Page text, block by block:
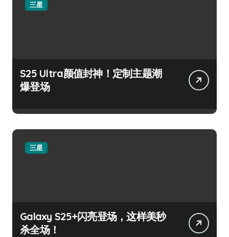
三星
S25 Ultra颜值封神！定制主题潮
爆登场
三星
Galaxy S25+闪亮登场，这样美秒
杀全场！